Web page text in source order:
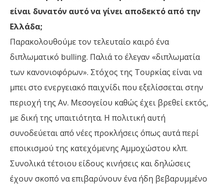
είναι δυνατόν αυτό να γίνει αποδεκτό από την
Ελλάδα;
Παρακολουθούμε τον τελευταίο καιρό ένα
διπλωματικό bulling. Παλιά το έλεγαν «διπλωματία
των κανονιοφόρων». Στόχος της Τουρκίας είναι να
μπει στο ενεργειακό παιχνίδι που εξελίσσεται στην
περιοχή της Αν. Μεσογείου καθώς έχει βρεθεί εκτός,
με δική της υπαιτιότητα. Η πολιτική αυτή
συνοδεύεται από νέες προκλήσεις όπως αυτά περί
εποικισμού της κατεχόμενης Αμμοχώστου κλπ.
Συνολικά τέτοιου είδους κινήσεις και δηλώσεις
έχουν σκοπό να επιβαρύνουν ένα ήδη βεβαρυμμένο